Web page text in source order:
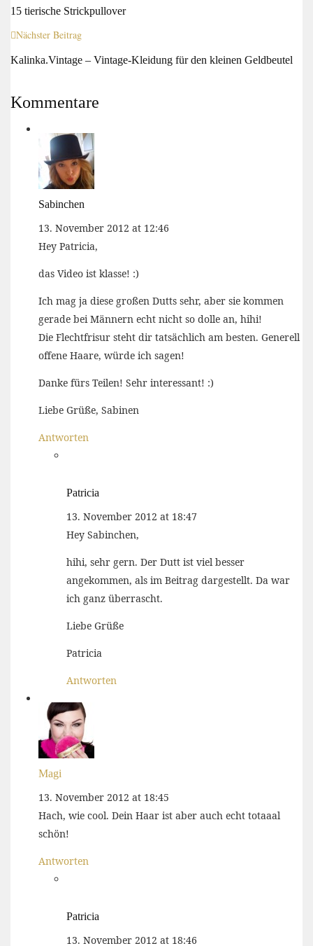
15 tierische Strickpullover
Nächster Beitrag
Kalinka.Vintage – Vintage-Kleidung für den kleinen Geldbeutel
Kommentare
Sabinchen
13. November 2012 at 12:46
Hey Patricia,
das Video ist klasse! :)
Ich mag ja diese großen Dutts sehr, aber sie kommen
gerade bei Männern echt nicht so dolle an, hihi!
Die Flechtfrisur steht dir tatsächlich am besten. Generell
offene Haare, würde ich sagen!
Danke fürs Teilen! Sehr interessant! :)
Liebe Grüße, Sabinen
Antworten
Patricia
13. November 2012 at 18:47
Hey Sabinchen,
hihi, sehr gern. Der Dutt ist viel besser
angekommen, als im Beitrag dargestellt. Da war
ich ganz überrascht.
Liebe Grüße
Patricia
Antworten
Magi
13. November 2012 at 18:45
Hach, wie cool. Dein Haar ist aber auch echt totaaal
schön!
Antworten
Patricia
13. November 2012 at 18:46